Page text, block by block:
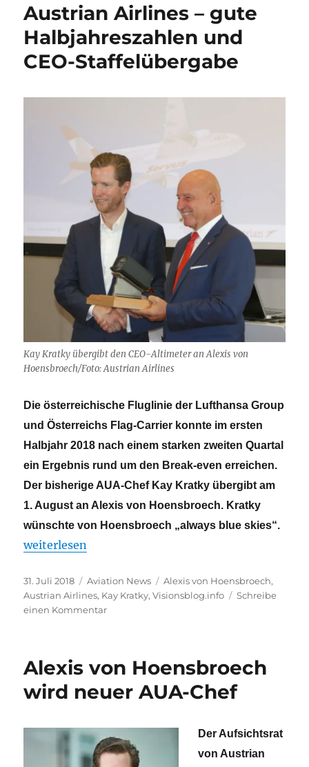
Austrian Airlines – gute
Halbjahreszahlen und
CEO-Staffelübergabe
Kay Kratky übergibt den CEO-Altimeter an Alexis von
Hoensbroech/Foto: Austrian Airlines
Die österreichische Fluglinie der Lufthansa Group
und Österreichs Flag-Carrier konnte im ersten
Halbjahr 2018 nach einem starken zweiten Quartal
ein Ergebnis rund um den Break-even erreichen.
Der bisherige AUA-Chef Kay Kratky übergibt am
1. August an Alexis von Hoensbroech. Kratky
wünschte von Hoensbroech „always blue skies“.
„Austrian Airlines – gute Halbjahreszahlen und
weiterlesen
Veröffentlicht
am
31. Juli 2018 Kategorien
Aviation News Schlagwörter
Alexis von Hoensbroech,
Austrian Airlines, Kay Kratky,Visionsblog.info
Schreibe
einen Kommentarzu
gute
und
Staffelübergabe
Alexis von Hoensbroech
wird neuer AUA-Chef
Der Aufsichtsrat
von Austrian